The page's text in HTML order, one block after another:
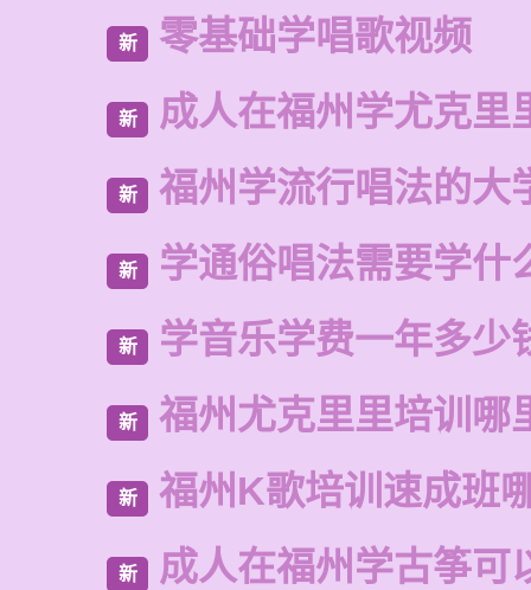
新 零基础学唱歌视频
新 成人在福州学尤克里
新 福州学流行唱法的大
新 学通俗唱法需要学什
新 学音乐学费一年多少
新 福州尤克里里培训哪
新 福州K歌培训速成班
新 成人在福州学古筝可